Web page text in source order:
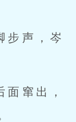
步声，岑
面窜出，